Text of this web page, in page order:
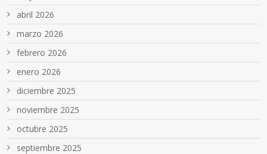
abril 2026
marzo 2026
febrero 2026
enero 2026
diciembre 2025
noviembre 2025
octubre 2025
septiembre 2025